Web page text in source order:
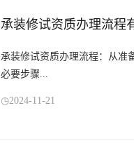
承装修试资质办理流程
承装修试资质办理流程：从准
必要步骤...
2024-11-21